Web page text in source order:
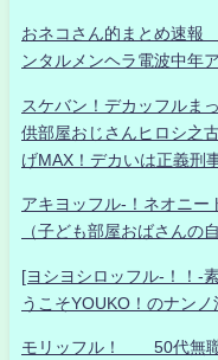
おネコさん的まとめ速報
ンタルメンヘラ電波中年
スケバン！デカッフルま
供部屋おじさんヒロシ之
げMAX！デカいは正義刑
アキヨッフル-！ネオニー
（子ども部屋おばさんの
[ヨシヨシロッフル-！！-
うこそYOUKO！のナン
モリッフル！ 50代無職